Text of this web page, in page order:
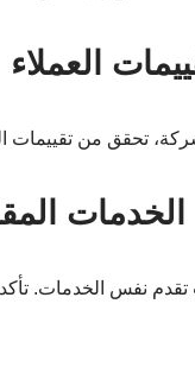
تحقق من تقييمات
نفس الخدمات. تأكد